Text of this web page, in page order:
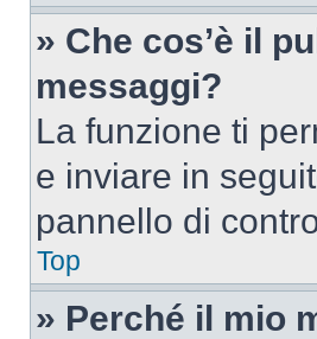
» Che cos’è il
messaggi?
La funzione ti
e inviare in
pannello di
Top
» Perché il mio